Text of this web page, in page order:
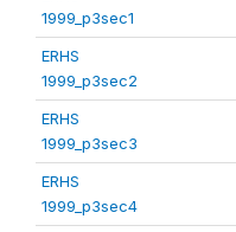
1999_p3sec1
ERHS
1999_p3sec2
ERHS
1999_p3sec3
ERHS
1999_p3sec4